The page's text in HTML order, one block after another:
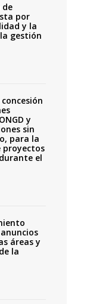
de
por
y la
gestión
y
sin
para la
proyectos
el
áreas y
la